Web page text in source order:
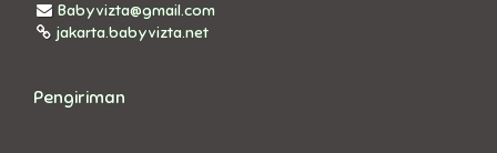
Babyvizta@gmail.com
jakarta.babyvizta.net
Pengiriman